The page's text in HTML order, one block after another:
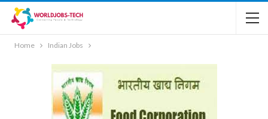
Home Indian Jobs